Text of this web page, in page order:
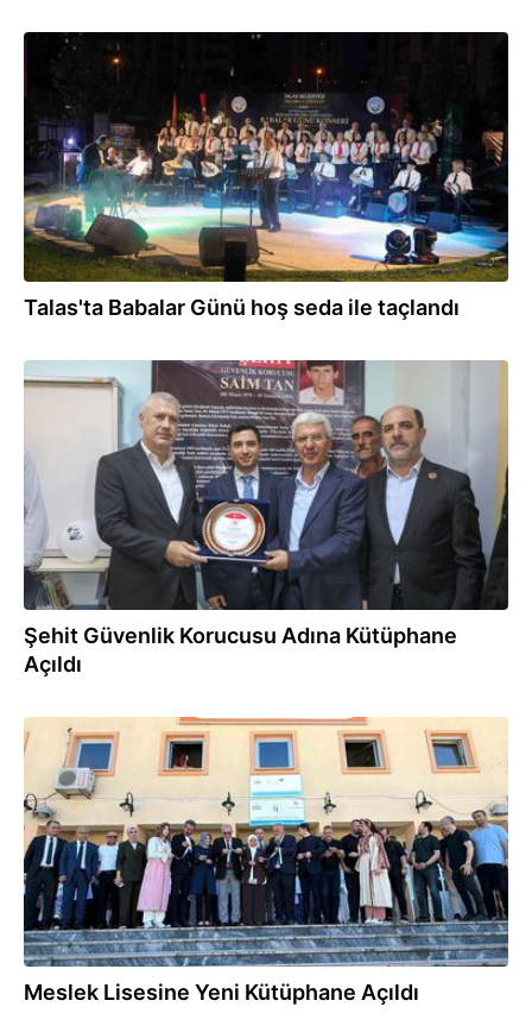
22.06.2026
Talas'ta Babalar Günü hoş seda ile taçlandı
18.06.2026
Şehit Güvenlik Korucusu Adına Kütüphane
Açıldı
16.06.2026
Meslek Lisesine Yeni Kütüphane Açıldı